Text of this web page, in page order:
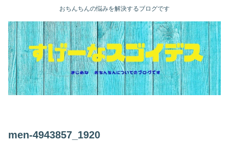
おちんちんの悩みを解決するブログです
men-4943857_1920